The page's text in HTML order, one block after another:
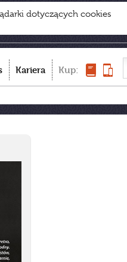
dotyczących cookies
Kariera Kup: